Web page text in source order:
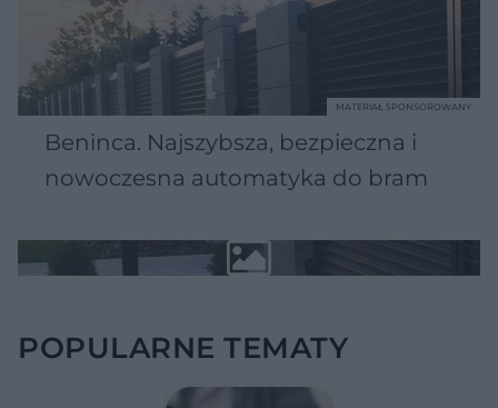
Beninca. Najszybsza, bezpieczna i
nowoczesna automatyka do bram
MATERIAŁ SPONSOROWANY
POPULARNE TEMATY